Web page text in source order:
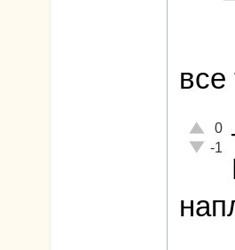
все
0
-1